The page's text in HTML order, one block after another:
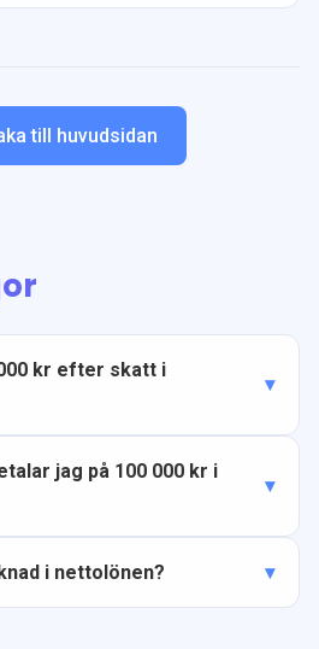
till huvudsidan
kr efter skatt i
jag på 100 000 kr i
i nettolönen?